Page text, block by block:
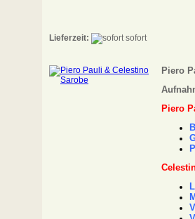
Lieferzeit: sofort
Piero
Piero